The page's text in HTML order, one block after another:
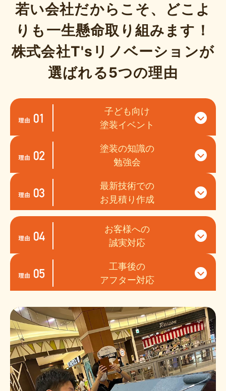
若い会社だからこそ、どこよ
りも一生懸命取り組みます！
株式会社T'sリノベーションが
選ばれる5つの理由
子ども向け
塗装イベント
塗装の知識の
勉強会
最新技術での
お見積り作成
お客様への
誠実対応
工事後の
アフター対応